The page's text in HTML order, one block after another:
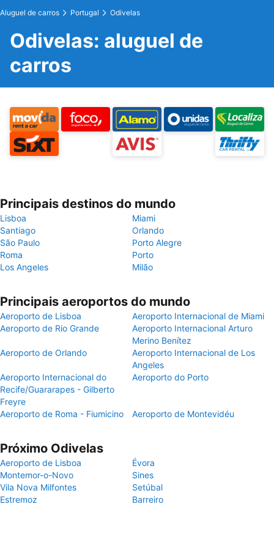
Aluguel de carros Portugal Odivelas
Odivelas: aluguel de
carros
Principais destinos do mundo
Lisboa
Miami
Santiago
Orlando
São Paulo
Porto Alegre
Roma
Porto
Los Angeles
Milão
Principais aeroportos do mundo
Aeroporto de Lisboa
Aeroporto Internacional de Miami
Aeroporto de Rio Grande
Aeroporto Internacional Arturo
Merino Benítez
Aeroporto de Orlando
Aeroporto Internacional de Los
Angeles
Aeroporto Internacional do
Recife/Guararapes - Gilberto
Freyre
Aeroporto do Porto
Aeroporto de Roma - Fiumicino Aeroporto de Montevidéu
Próximo Odivelas
Aeroporto de Lisboa
Évora
Montemor-o-Novo
Sines
Vila Nova Milfontes
Setúbal
Estremoz
Barreiro